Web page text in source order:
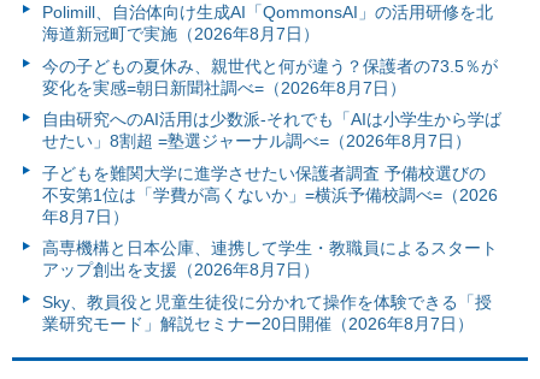
Polimill、自治体向け生成AI「QommonsAI」の活用研修を北
海道新冠町で実施（2026年8月7日）
今の子どもの夏休み、親世代と何が違う？保護者の73.5％が
変化を実感=朝日新聞社調べ=（2026年8月7日）
自由研究へのAI活用は少数派-それでも「AIは小学生から学ば
せたい」8割超 =塾選ジャーナル調べ=（2026年8月7日）
子どもを難関大学に進学させたい保護者調査 予備校選びの
不安第1位は「学費が高くないか」=横浜予備校調べ=（2026
年8月7日）
高専機構と日本公庫、連携して学生・教職員によるスタート
アップ創出を支援（2026年8月7日）
Sky、教員役と児童生徒役に分かれて操作を体験できる「授
業研究モード」解説セミナー20日開催（2026年8月7日）